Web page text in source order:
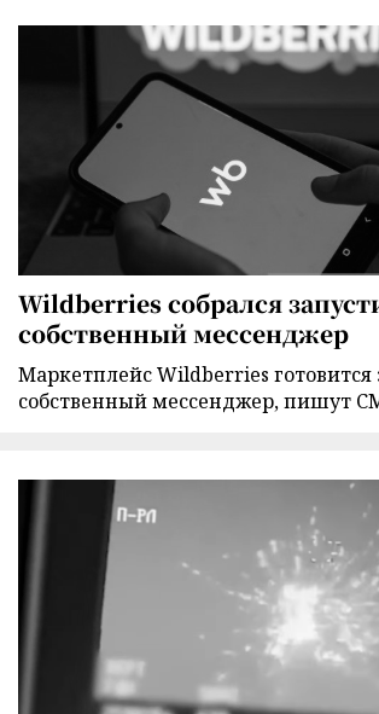
Wildberries собрался
собственный мессенджер
Маркетплейс Wildberries готовится
собственный мессенджер, пишут